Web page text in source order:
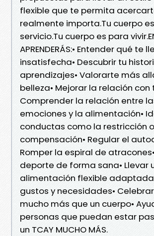
flexible que te permita
realmente importa.Tu cuerpo
servicio.Tu cuerpo es para vivir.EN
APRENDERÁS:• Entender qué te
insatisfecha• Descubrir tu
aprendizajes• Valorarte más
belleza• Mejorar la relación con
Comprender la relación entre
emociones y la alimentación•
conductas como la restricción
compensación• Regular el
Romper la espiral de
deporte de forma sana• Llevar
alimentación flexible
gustos y necesidades•
mucho más que un cuerpo•
personas que puedan estar
un TCAY MUCHO MÁS.